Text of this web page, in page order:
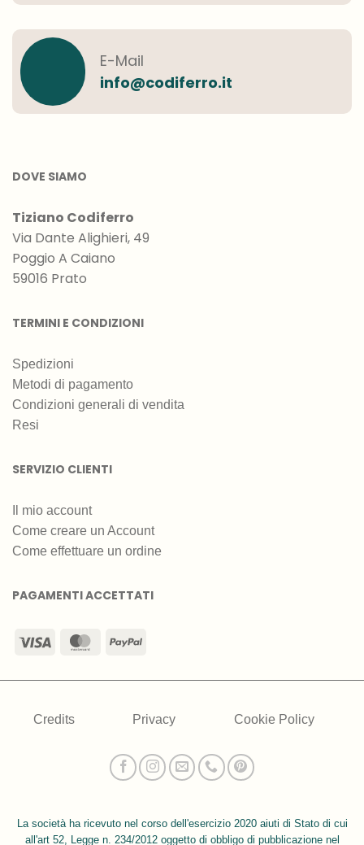
E-Mail
info@codiferro.it
DOVE SIAMO
Tiziano Codiferro
Via Dante Alighieri, 49
Poggio A Caiano
59016 Prato
TERMINI E CONDIZIONI
Spedizioni
Metodi di pagamento
Condizioni generali di vendita
Resi
SERVIZIO CLIENTI
Il mio account
Come creare un Account
Come effettuare un ordine
PAGAMENTI ACCETTATI
Visa MasterCardPayPal
Credits Privacy Cookie Policy
La società ha ricevuto nel corso dell'esercizio 2020 aiuti di Stato di cui
all'art 52, Legge n. 234/2012 oggetto di obbligo di pubblicazione nel